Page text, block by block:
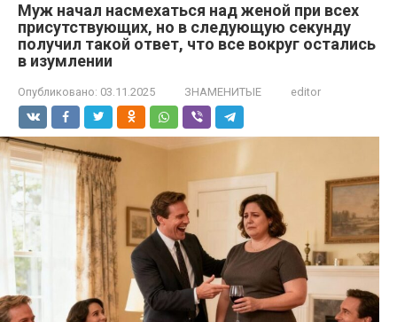
Муж начал насмехаться над женой при всех
присутствующих, но в следующую секунду
получил такой ответ, что все вокруг остались
в изумлении
Опубликовано: 03.11.2025 ЗНАМЕНИТЫЕ editor